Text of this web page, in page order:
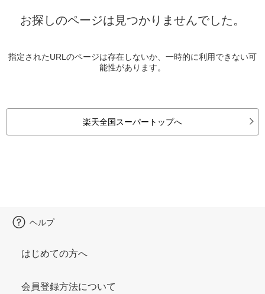
お探しのページは見つかりませんでした。
指定されたURLのページは存在しないか、一時的に利用できない可
能性があります。
楽天全国スーパートップへ
ヘルプ
はじめての方へ
会員登録方法について